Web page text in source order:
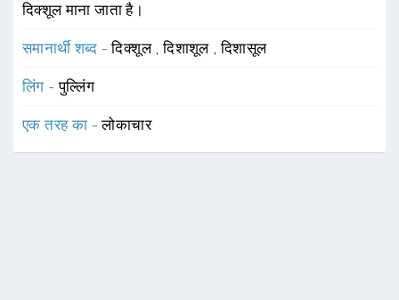
दिक्शूल माना जाता है।
समानार्थी शब्द -दिक्शूल ,दिशाशूल ,दिशासूल
लिंग -पुल्लिंग
एक तरह का -लोकाचार